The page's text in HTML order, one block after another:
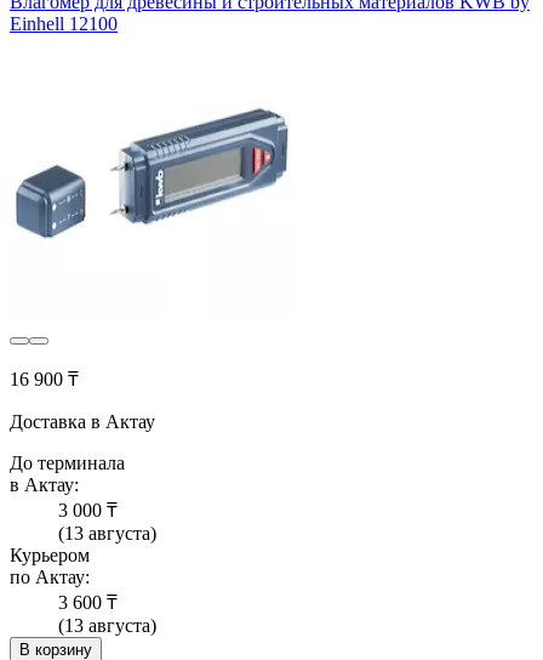
Einhell 12100
16 900 ₸
Доставка в Актау
До терминала
в Актау:
3 000 ₸
(13 августа)
Курьером
по Актау:
3 600 ₸
(13 августа)
В корзину